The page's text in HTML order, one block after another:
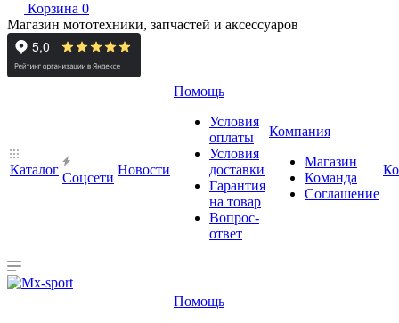
Корзина 0
Магазин мототехники, запчастей и аксессуаров
Каталог
Cоцсети
Новости
Помощь
Условия
оплаты
Условия
доставки
Гарантия
на товар
Вопрос-
ответ
Компания
Магазин
Команда
Соглашение
Помощь